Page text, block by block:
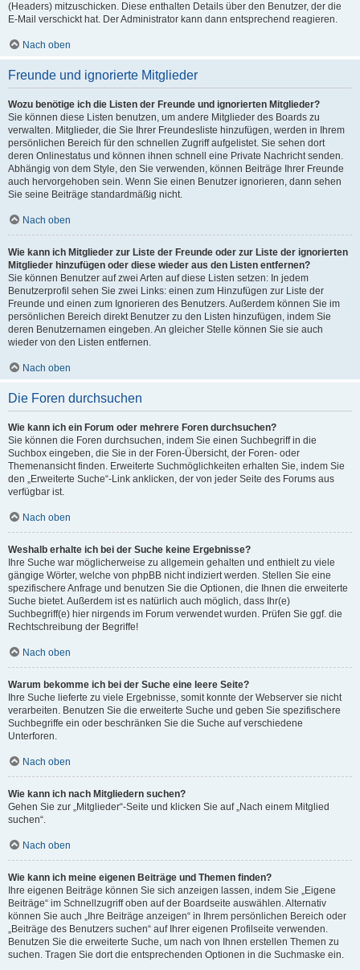
(Headers) mitzuschicken. Diese enthalten Details über den Benutzer, der die
E-Mail verschickt hat. Der Administrator kann dann entsprechend reagieren.
Nach oben
Freunde und ignorierte Mitglieder
Wozu benötige ich die Listen der Freunde und ignorierten Mitglieder?
Sie können diese Listen benutzen, um andere Mitglieder des Boards zu
verwalten. Mitglieder, die Sie Ihrer Freundesliste hinzufügen, werden in Ihrem
persönlichen Bereich für den schnellen Zugriff aufgelistet. Sie sehen dort
deren Onlinestatus und können ihnen schnell eine Private Nachricht senden.
Abhängig von dem Style, den Sie verwenden, können Beiträge Ihrer Freunde
auch hervorgehoben sein. Wenn Sie einen Benutzer ignorieren, dann sehen
Sie seine Beiträge standardmäßig nicht.
Nach oben
Wie kann ich Mitglieder zur Liste der Freunde oder zur Liste der ignorierten
Mitglieder hinzufügen oder diese wieder aus den Listen entfernen?
Sie können Benutzer auf zwei Arten auf diese Listen setzen: In jedem
Benutzerprofil sehen Sie zwei Links: einen zum Hinzufügen zur Liste der
Freunde und einen zum Ignorieren des Benutzers. Außerdem können Sie im
persönlichen Bereich direkt Benutzer zu den Listen hinzufügen, indem Sie
deren Benutzernamen eingeben. An gleicher Stelle können Sie sie auch
wieder von den Listen entfernen.
Nach oben
Die Foren durchsuchen
Wie kann ich ein Forum oder mehrere Foren durchsuchen?
Sie können die Foren durchsuchen, indem Sie einen Suchbegriff in die
Suchbox eingeben, die Sie in der Foren-Übersicht, der Foren- oder
Themenansicht finden. Erweiterte Suchmöglichkeiten erhalten Sie, indem Sie
den „Erweiterte Suche“-Link anklicken, der von jeder Seite des Forums aus
verfügbar ist.
Nach oben
Weshalb erhalte ich bei der Suche keine Ergebnisse?
Ihre Suche war möglicherweise zu allgemein gehalten und enthielt zu viele
gängige Wörter, welche von phpBB nicht indiziert werden. Stellen Sie eine
spezifischere Anfrage und benutzen Sie die Optionen, die Ihnen die erweiterte
Suche bietet. Außerdem ist es natürlich auch möglich, dass Ihr(e)
Suchbegriff(e) hier nirgends im Forum verwendet wurden. Prüfen Sie ggf. die
Rechtschreibung der Begriffe!
Nach oben
Warum bekomme ich bei der Suche eine leere Seite?
Ihre Suche lieferte zu viele Ergebnisse, somit konnte der Webserver sie nicht
verarbeiten. Benutzen Sie die erweiterte Suche und geben Sie spezifischere
Suchbegriffe ein oder beschränken Sie die Suche auf verschiedene
Unterforen.
Nach oben
Wie kann ich nach Mitgliedern suchen?
Gehen Sie zur „Mitglieder“-Seite und klicken Sie auf „Nach einem Mitglied
suchen“.
Nach oben
Wie kann ich meine eigenen Beiträge und Themen finden?
Ihre eigenen Beiträge können Sie sich anzeigen lassen, indem Sie „Eigene
Beiträge“ im Schnellzugriff oben auf der Boardseite auswählen. Alternativ
können Sie auch „Ihre Beiträge anzeigen“ in Ihrem persönlichen Bereich oder
„Beiträge des Benutzers suchen“ auf Ihrer eigenen Profilseite verwenden.
Benutzen Sie die erweiterte Suche, um nach von Ihnen erstellen Themen zu
suchen. Tragen Sie dort die entsprechenden Optionen in die Suchmaske ein.